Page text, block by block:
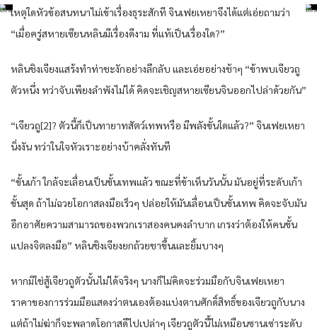
เหตุใด​หัวข้อ​สนทนา​ไม่เข้าเรื่อง​ธุระ​สักที​ จิน​เฟย​เหยา​จึงได้​แต่​เอ่ย​ถามว่า​
“เมื่อ​ครู่​สหาย​เซียน​หลิน​มีเรื่อง​ดีงาม​ ที่แท้​เป็นเรื่อง​ใด​?”
หลิน​ชิงเจียง​แสร้ง​ทำท่า​ชะงัก​อย่าง​ลึกลับ​ และ​เอ่ย​อย่าง​ช้าๆ “ข้า​พบ​เจียว​ถู
ตัว​หนึ่ง​ ทว่า​จับ​เพียงลำพัง​ไม่ได้​ คิด​จะเชิญสหาย​เซียน​จิน​ออก​ไปล่า​ด้วยกัน​”
“เจียว​ถู[2]? ตัว​นี้​ก็​เป็น​ทายาท​สัตว์​เทพ​หรือ​ มีพลัง​ขั้น​ใด​แล้ว​?” จิน​เฟย​เหยา​
นิ่งงัน​ ทว่า​ใน​ใจหัวเราะ​อย่าง​บ้าคลั่ง​ทันที​
“ขั้น​เก้า​ ใกล้​จะเลื่อน​เป็น​ขั้น​เทพ​แล้ว​ ขณะที่​ข้า​เห็น​วันนั้น​ มัน​อยู่​ที่​ระดับ​เก้า​
ขั้น​สุด​ ถ้าไม่ฉวยโอกาส​ลงมือ​เร็ว​ๆ ปล่อย​ให้​มัน​เลื่อน​เป็น​ขั้น​เทพ​ คิด​จะจับ​มัน​
อีก​อาศัย​ความสามารถ​ของ​พวกเรา​สอง​คน​คง​ลำบาก​ เกรง​ว่า​ต้อง​ให้​คน​ขั้น​
แปลง​จิต​ลงมือ​” หลิน​ชิงเจียง​ยก​ถ้วย​ชาขึ้น​และ​ยิ้ม​บาง​ๆ
หาก​มิใช่สู้เจียว​ถูตัว​นั้น​ไม่ได้​จริงๆ​ นาง​ก็​ไม่คิด​จะร่วมมือ​กับ​จิน​เฟย​เหยา​
ราคา​ของ​การ​ร่วมมือ​แสดงว่า​ตนเอง​ต้อง​แบ่ง​ตาน​ศักดิ์สิทธิ์​ของ​เจียว​ถูกับ​นาง​
แต่​ถ้าไม่ฆ่าก็​จะพลาด​โอกาสดี​ไปเปล่าๆ​ เจียว​ถูตัว​นี้​ไม่เหมือน​ซาน​เซ่าระดับ​